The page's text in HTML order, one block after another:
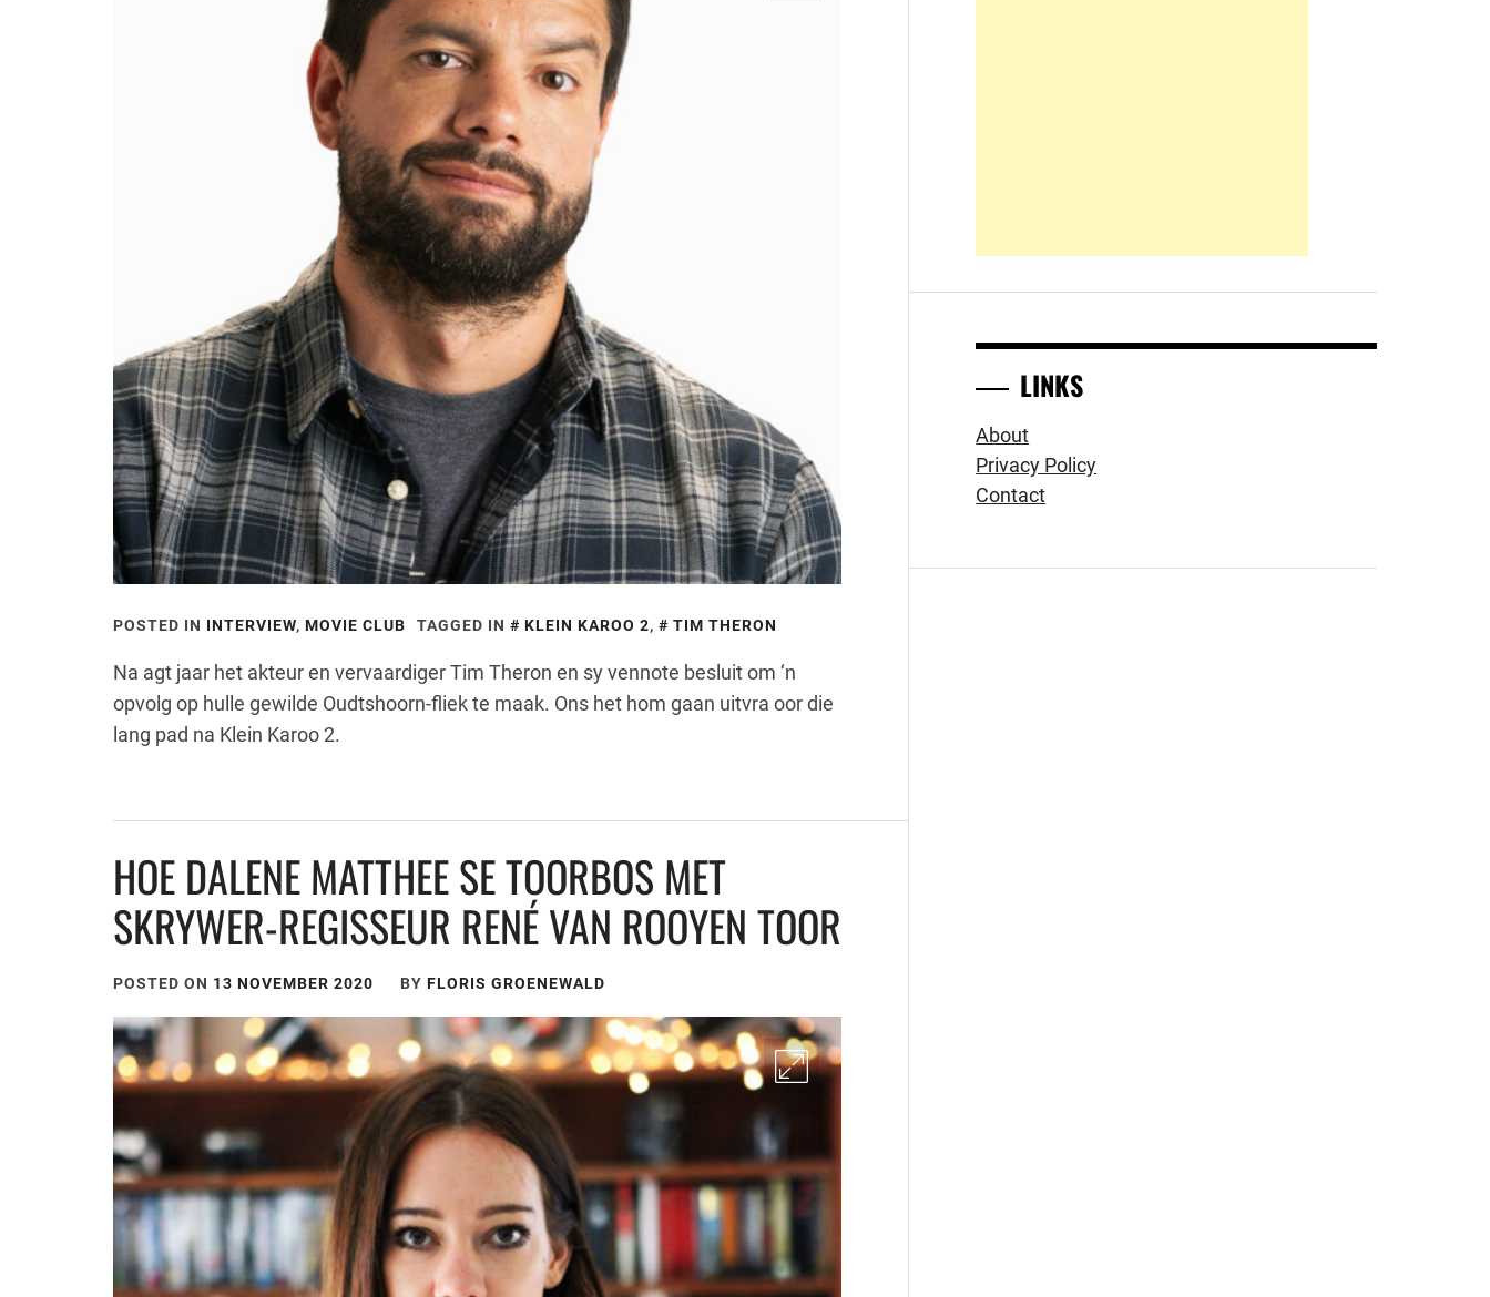
POSTED IN INTERVIEW, MOVIE CLUB TAGGED IN KLEIN KAROO 2, TIM THERON
Na agt jaar het akteur en vervaardiger Tim Theron en sy vennote besluit om ‘n
opvolg op hulle gewilde Oudtshoorn-fliek te maak. Ons het hom gaan uitvra oor die
lang pad na Klein Karoo 2.
HOE DALENE MATTHEE SE TOORBOS MET
SKRYWER-REGISSEUR RENÉ VAN ROOYEN TOOR
POSTED ON 13 NOVEMBER 2020 BY FLORIS GROENEWALD
LINKS
About
Privacy Policy
Contact